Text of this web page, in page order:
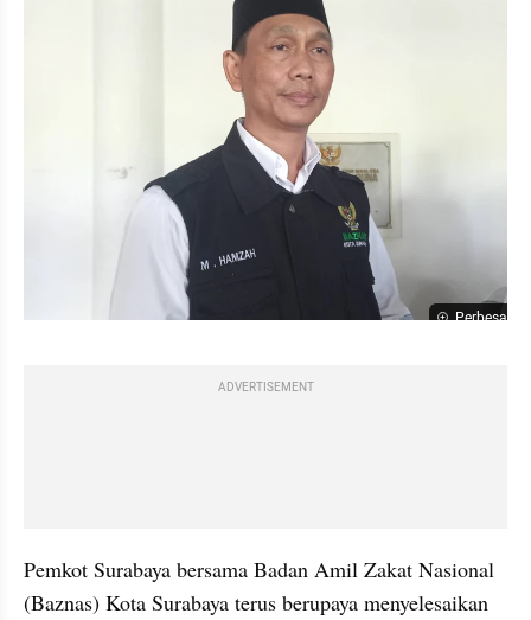
Perbesar
ADVERTISEMENT
Pemkot Surabaya bersama Badan Amil Zakat Nasional
(Baznas) Kota Surabaya terus berupaya menyelesaikan